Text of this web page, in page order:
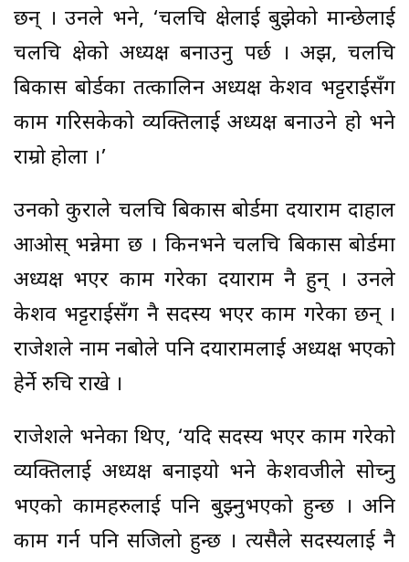
छन् । उनले भने, ‘चलचित्र क्षेत्रलाई बुझेको मान्छेलाई
चलचित्र क्षेत्रको अध्यक्ष बनाउनु पर्छ । अझ, चलचित्र
बिकास बोर्डका तत्कालिन अध्यक्ष केशव भट्टराईसँग
काम गरिसकेको व्यक्तिलाई अध्यक्ष बनाउने हो भने
राम्रो होला ।’
उनको कुराले चलचित्र बिकास बोर्डमा दयाराम दाहाल
आओस् भन्नेमा छ । किनभने चलचित्र बिकास बोर्डमा
अध्यक्ष भएर काम गरेका दयाराम नै हुन् । उनले
केशव भट्टराईसँग नै सदस्य भएर काम गरेका छन् ।
राजेशले नाम नबोले पनि दयारामलाई अध्यक्ष भएको
हेर्ने रुचि राखे ।
राजेशले भनेका थिए, ‘यदि सदस्य भएर काम गरेको
व्यक्तिलाई अध्यक्ष बनाइयो भने केशवजीले सोच्नु
भएको कामहरुलाई पनि बुझ्नुभएको हुन्छ । अनि
काम गर्न पनि सजिलो हुन्छ । त्यसैले सदस्यलाई नै